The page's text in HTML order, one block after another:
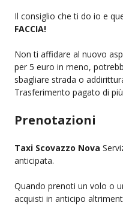
Il consiglio che ti do io e
FACCIA!
Non ti affidare al nuovo
per 5 euro in meno,
sbagliare strada o
Trasferimento pagato di
Prenotazioni
Taxi Scovazzo Nova
anticipata.
Quando prenoti un volo o
acquisti in anticipo